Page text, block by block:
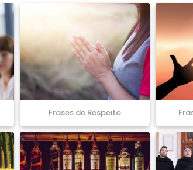
Frases de Respeito